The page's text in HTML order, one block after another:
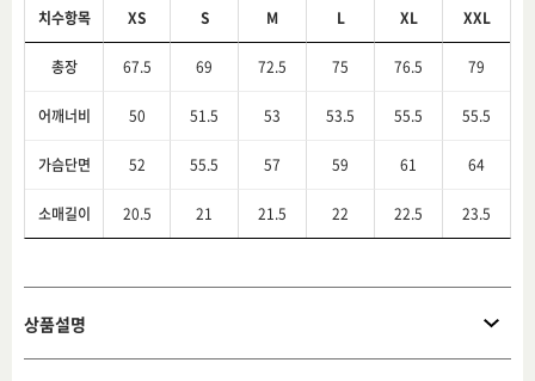
치수항목 XS S M L XL XXL
총장 67.5 69 72.5 75 76.5 79
어깨너비 50 51.5 53 53.5 55.5 55.5
가슴단면 52 55.5 57 59 61 64
소매길이 20.5 21 21.5 22 22.5 23.5
상품설명